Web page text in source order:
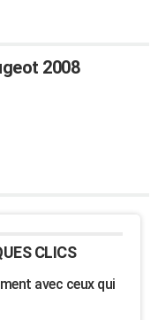
2008
CLICS
avec ceux qui